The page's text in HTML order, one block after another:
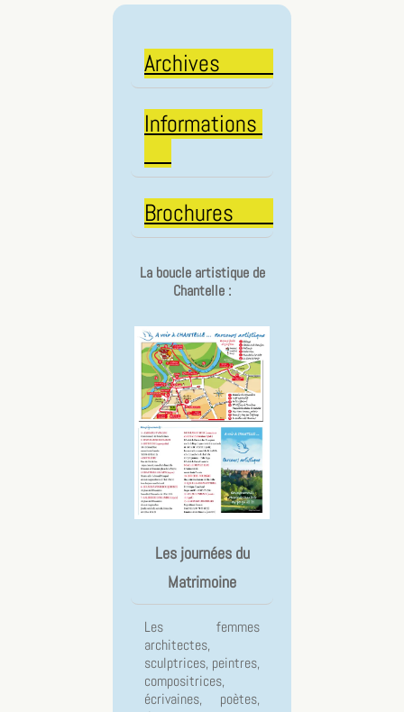
Archives
Informations
Brochures
La boucle artistique de
Chantelle :
Les journées du
Matrimoine
Les femmes
architectes,
sculptrices, peintres,
compositrices,
écrivaines, poètes,